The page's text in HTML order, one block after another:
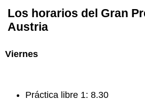
Los horarios del Gran
Austria
Viernes
Práctica libre 1: 8.30